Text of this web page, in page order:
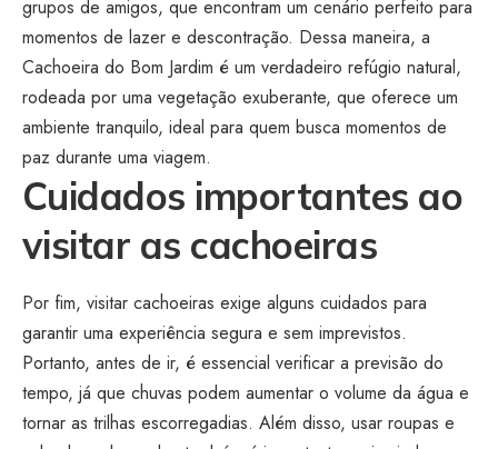
grupos de amigos, que encontram um cenário perfeito para
momentos de lazer e descontração. Dessa maneira, a
Cachoeira do Bom Jardim é um verdadeiro refúgio natural,
rodeada por uma vegetação exuberante, que oferece um
ambiente tranquilo, ideal para quem busca momentos de
paz durante uma viagem.
Cuidados importantes ao
visitar as cachoeiras
Por fim, visitar cachoeiras exige alguns cuidados para
garantir uma experiência segura e sem imprevistos.
Portanto, antes de ir, é essencial verificar a previsão do
tempo, já que chuvas podem aumentar o volume da água e
tornar as trilhas escorregadias. Além disso, usar roupas e